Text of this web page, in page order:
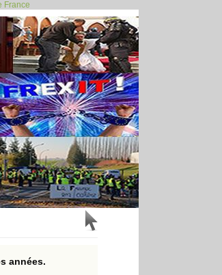
France
années.